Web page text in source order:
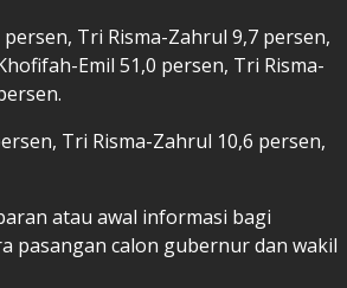
Tri Risma-Zahrul 9,7 persen,
Emil 51,0 persen, Tri Risma-
Tri Risma-Zahrul 10,6 persen,
atau awal informasi bagi
pasangan calon gubernur dan wakil